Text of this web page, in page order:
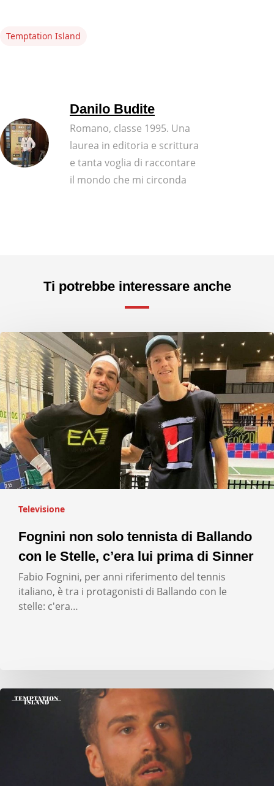
Temptation Island
Danilo Budite
Romano, classe 1995. Una
laurea in editoria e scrittura
e tanta voglia di raccontare
il mondo che mi circonda
Ti potrebbe interessare anche
Televisione
Fognini non solo tennista di Ballando
con le Stelle, c’era lui prima di Sinner
Fabio Fognini, per anni riferimento del tennis
italiano, è tra i protagonisti di Ballando con le
stelle: c'era…